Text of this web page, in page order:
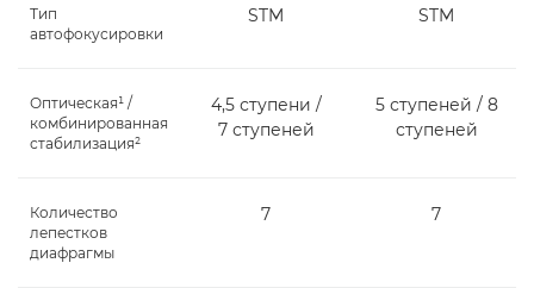
Тип
автофокусировки
STM STM
Оптическая¹ /
комбинированная
стабилизация²
4,5 ступени /
7 ступеней
5 ступеней / 8
ступеней
Количество
лепестков
диафрагмы
7 7